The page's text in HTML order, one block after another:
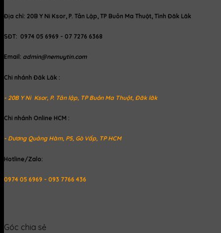
Địa chỉ: 20B Y Ni Ksor, P. Tân Lập, TP Buôn Ma Thuột, Tỉnh Đăk Lăk
SĐT: 0974 05 6969 - 07 7276 6368
Email: admin@nemuytin.com
Chi nhánh Đăk Lăk :
- 20B Y Ni Ksor, P. Tân lập, TP Buôn Ma Thuột, Đăk lăk
Chi nhánh Online HCM :
- Dương Quảng Hàm, P5, Gò Vấp, TP HCM
Hotline/Zalo:
0974 05 6969 - 093 7766 436
Góc chia sẻ